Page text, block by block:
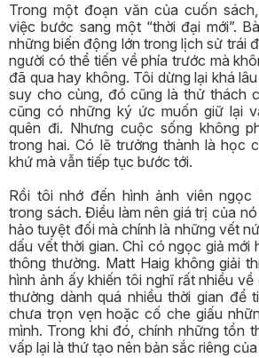
Trong một đoạn văn của cuốn
việc bước sang một “thời đại mới”.
những biến động lớn trong lịch sử trái
người có thể tiến về phía trước mà
đã qua hay không. Tôi dừng lại khá
suy cho cùng, đó cũng là thử thách
cũng có những ký ức muốn giữ lại
quên đi. Nhưng cuộc sống không
trong hai. Có lẽ trưởng thành là học
khứ mà vẫn tiếp tục bước tới.
Rồi tôi nhớ đến hình ảnh viên
trong sách. Điều làm nên giá trị của
hảo tuyệt đối mà chính là những vết
dấu vết thời gian. Chỉ có ngọc giả mới
thông thường. Matt Haig không giải
hình ảnh ấy khiến tôi nghĩ rất nhiều
thường dành quá nhiều thời gian để
chưa trọn vẹn hoặc cố che giấu
mình. Trong khi đó, chính những tổn
vấp lại là thứ tạo nên bản sắc riêng